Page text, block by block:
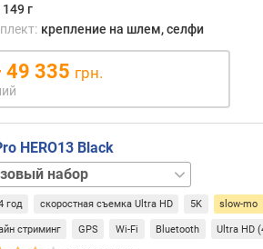
149 г
крепление на шлем, селфи
49 335 грн.
HERO13 Black
Black
год скоростная съемка Ultra HD 5K slow-mo
стриминг GPS Wi-Fi Bluetooth Ultra HD